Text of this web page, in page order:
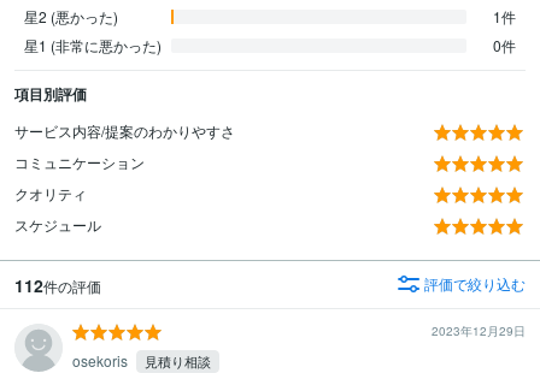
星2 (悪かった)
1件
星1 (非常に悪かった)
0件
項目別評価
サービス内容/提案のわかりやすさ
コミュニケーション
クオリティ
スケジュール
112件の評価 評価で絞り込む
2023年12月29日
osekoris 見積り相談